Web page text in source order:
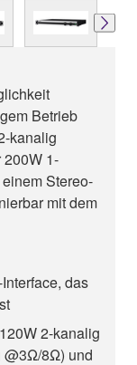
Betrieb
kanalig
1-
Stereo-
mit dem
das
2-kanalig
@3Ω/8Ω) und